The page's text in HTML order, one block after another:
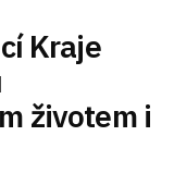
Kraje
životem i